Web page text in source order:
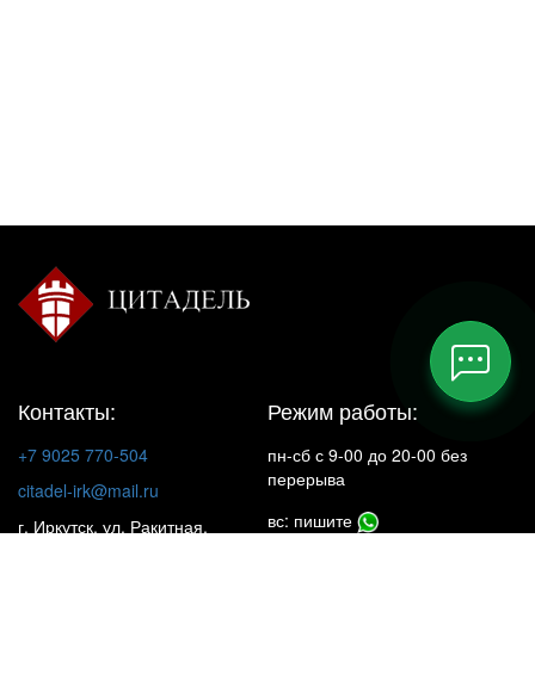
Контакты:
+7 9025 770-504
citadel-irk@mail.ru
г. Иркутск, ул. Ракитная,
Режим работы:
пн-сб с 9-00 до 20-00 без
перерыва
вс: пишите